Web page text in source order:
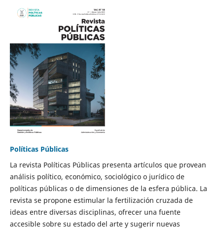
Políticas Públicas
La revista Políticas Públicas presenta artículos que provean
análisis político, económico, sociológico o jurídico de
políticas públicas o de dimensiones de la esfera pública. La
revista se propone estimular la fertilización cruzada de
ideas entre diversas disciplinas, ofrecer una fuente
accesible sobre su estado del arte y sugerir nuevas